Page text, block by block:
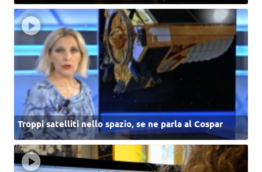
Troppi satelliti nello spazio, se ne parla al Cospar